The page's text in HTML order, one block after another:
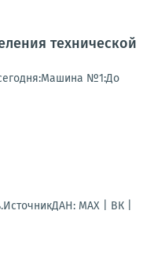
технической
№1:До
MAX | ВК |